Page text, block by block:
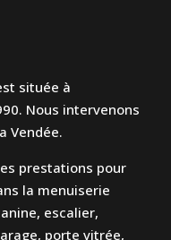
située à
Nous intervenons
Vendée.
prestations pour
la menuiserie
escalier,
porte vitrée,